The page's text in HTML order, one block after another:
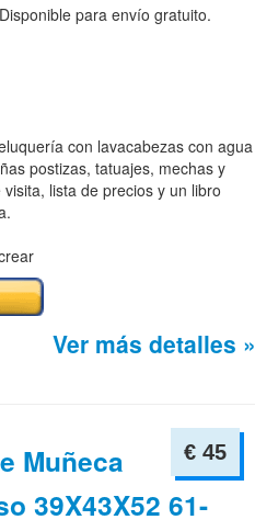
para envío gratuito.
con lavacabezas con agua
postizas, tatuajes, mechas y
lista de precios y un libro
Ver más detalles »
€ 45
Muñeca
39X43X52 61-